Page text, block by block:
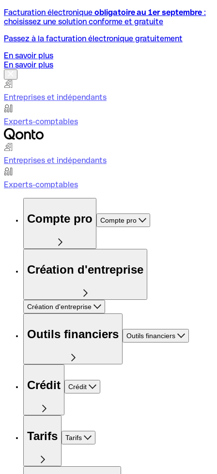
Facturation électronique obligatoire au 1er septembre :
choisissez une solution conforme et gratuite
Passez à la facturation électronique gratuitement
En savoir plus
En savoir plus
Entreprises et indépendants
Experts-comptables
Entreprises et indépendants
Experts-comptables
Compte pro Compte pro
Création d'entreprise
Création d'entreprise
Outils financiers Outils financiers
Crédit Crédit
Tarifs Tarifs